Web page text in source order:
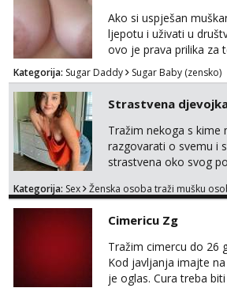
ruke, molim samo
koje se pale na seks
sumarcima itd be...
Ako si uspješan
ljepotu i uživati u
ovo je prava prilika za
prekrasnim licem,
kosom i fit figurom.
guza je, bez lažne
forma. Diskretno i
stil, bez dugačkih
javnih pojavljivanja.
ugo...
Kategorija: Sugar Daddy Sugar Baby (zensko)
Strastvena
Tražim nekoga s kime
razgovarati o svemu i
strastvena oko svog
Voljela bi naci nekoga
ispod i nadji me tamo,
Kategorija: Sex Ženska osoba traži mušku
Cimericu Zg
Tražim cimercu do 26
Kod javljanja imajte
je oglas. Cura treba